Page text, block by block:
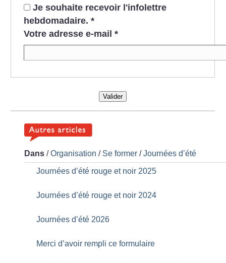
Je souhaite recevoir l'infolettre
hebdomadaire. *
Votre adresse e-mail *
Valider
Dans /Organisation / Se former /Journées d’été
Journées d’été rouge et noir 2025
Journées d’été rouge et noir 2024
Journées d’été 2026
Merci d’avoir rempli ce formulaire